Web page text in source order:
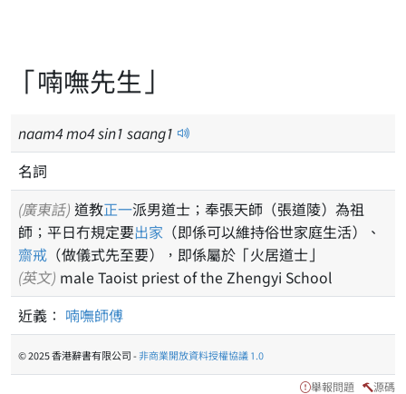
「喃嘸先生」
naam4mo4sin1 saang1
名詞
(廣東話) 道教正一派男道士；奉張天師（張道陵）為祖
師；平日冇規定要出家 （即係可以維持俗世家庭生活）、
齋戒 （做儀式先至要），即係屬於「火居道士」
(英文) male Taoist priest of the Zhengyi School
近義： 喃嘸師傅
© 2025 香港辭書有限公司 -非商業開放資料授權協議 1.0
舉報問題 源碼